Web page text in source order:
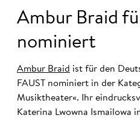
Ambur Braid
nominiert
Ambur Braid ist für den
FAUST nominiert in der
Musiktheater«. Ihr
Katerina Lwowna Ismailowa